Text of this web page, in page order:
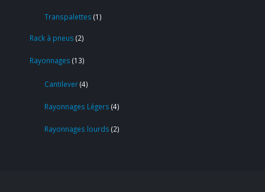
Transpalettes 1
Rack à pneus 2
Rayonnages 13
Cantilever 4
Rayonnages Légers 4
Rayonnages lourds 2